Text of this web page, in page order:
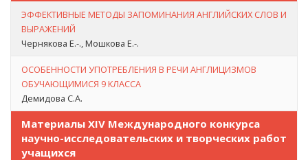
ЭФФЕКТИВНЫЕ МЕТОДЫ ЗАПОМИНАНИЯ АНГЛИЙСКИХ СЛОВ И
ВЫРАЖЕНИЙ
Чернякова Е.-., Мошкова Е.-.
ОСОБЕННОСТИ УПОТРЕБЛЕНИЯ В РЕЧИ АНГЛИЦИЗМОВ
ОБУЧАЮЩИМИСЯ 9 КЛАССА
Демидова С.А.
Материалы XIV Международного конкурса
научно-исследовательских и творческих работ
учащихся